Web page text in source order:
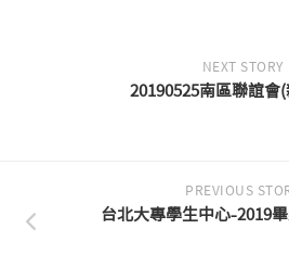
NEXT STORY
20190525南區聯誼會
PREVIOUS
台北大專學生中心-2019